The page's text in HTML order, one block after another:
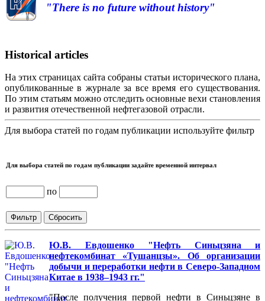
"There is no future without history"
Historical articles
На этих страницах сайта собраны статьи исторического плана,
опубликованные в журнале за все время его существования.
По этим статьям можно отследить основные вехи становления
и развития отечественной нефтегазовой отрасли.
Для выбора статей по годам публикации используйте фильтр
Для выбора статей по годам публикации задайте временной интервал
по
Ю.В. Евдошенко "Нефть Синьцзяна и
нефтекомбинат «Тушанцзы». Об организации
добычи и переработки нефти в Северо-Западном
Китае в 1938–1943 гг."
"После получения первой нефти в Синьцзяне в